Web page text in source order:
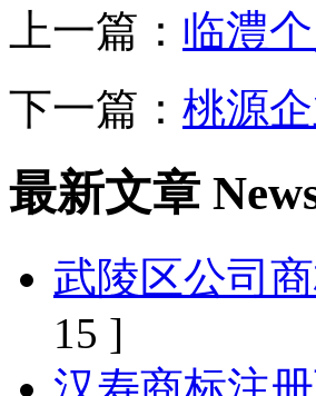
上一篇： 临澧
下一篇： 桃源
最新文章
武陵区公司
15 ]